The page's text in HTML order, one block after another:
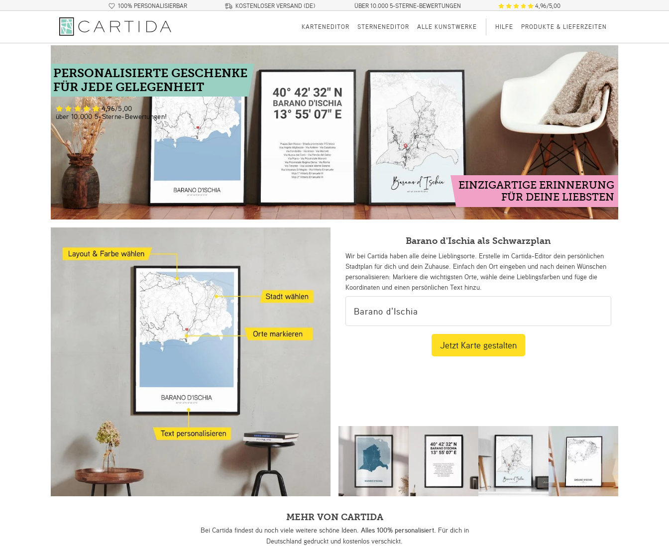
100% PERSONALISIERBAR KOSTENLOSER VERSAND (DE) ÜBER 10.000 5-STERNE-BEWERTUNGEN 4,96/5,00
KARTENEDITOR STERNENEDITOR ALLE KUNSTWERKE HILFE PRODUKTE & LIEFERZEITEN
PERSONALISIERTE GESCHENKE
FÜR JEDE GELEGENHEIT
4,96/5,00
über 10.000 5-Sterne-Bewertungen!
EINZIGARTIGE ERINNERUNG
FÜR DEINE LIEBSTEN
Barano d'Ischia als Schwarzplan
Wir bei Cartida haben alle deine Lieblingsorte. Erstelle im Cartida-Editor dein persönlichen
Stadtplan für dich und dein Zuhause. Einfach den Ort eingeben und nach deinen Wünschen
personalisieren: Markiere die wichtigsten Orte, wähle deine Lieblingsfarben und füge die
Koordinaten und einen persönlichen Text hinzu.
Jetzt Karte gestalten
MEHR VON CARTIDA
Bei Cartida findest du noch viele weitere schöne Ideen. Alles 100% personalisiert. Für dich in
Deutschland gedruckt und kostenlos verschickt.